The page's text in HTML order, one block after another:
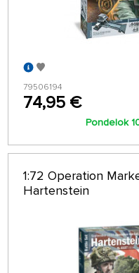
79506194
74,95 €
Pondelok
1:72 Operation
Hartenstein